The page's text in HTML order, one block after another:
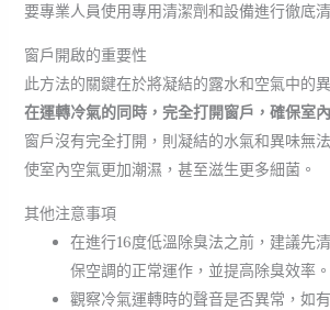
要專業人員使用專用清潔劑和設備進行徹底清
窗戶開啟的重要性
此方法的關鍵在於將凝結的露水和空氣中的
在運轉冷氣的同時，完全打開窗戶，確保室
窗戶沒有完全打開，則凝結的水氣和異味無
使室內空氣更加潮濕，甚至滋生更多細菌。
其他注意事項
在進行16度低溫除臭法之前，建議先
保空調的正常運作，並提高除臭效率。
觀察冷氣運轉時的聲音是否異常，如